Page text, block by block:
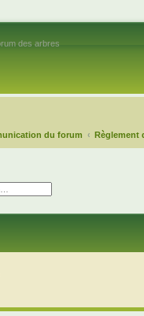
des arbres
du forum Règlement